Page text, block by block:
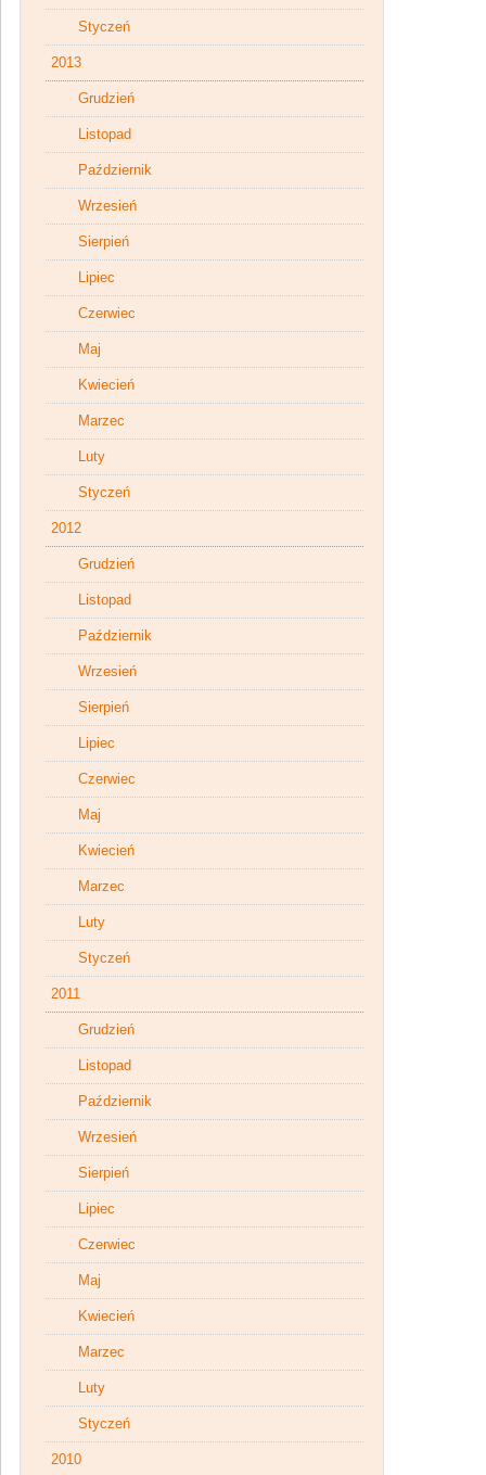
Styczeń
2013
Grudzień
Listopad
Październik
Wrzesień
Sierpień
Lipiec
Czerwiec
Maj
Kwiecień
Marzec
Luty
Styczeń
2012
Grudzień
Listopad
Październik
Wrzesień
Sierpień
Lipiec
Czerwiec
Maj
Kwiecień
Marzec
Luty
Styczeń
2011
Grudzień
Listopad
Październik
Wrzesień
Sierpień
Lipiec
Czerwiec
Maj
Kwiecień
Marzec
Luty
Styczeń
2010